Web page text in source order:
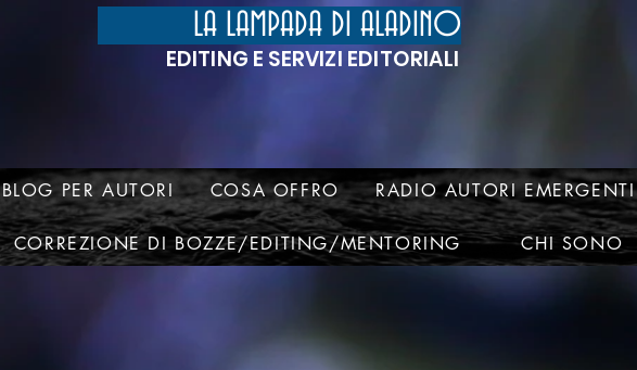
EDITING E SERVIZI EDITORIALI
LA LAMPADA DI ALADINO
BLOG PER AUTORI COSA OFFRO RADIO AUTORI EMERGENTI
CORREZIONE DI BOZZE/EDITING/MENTORING CHI SONO